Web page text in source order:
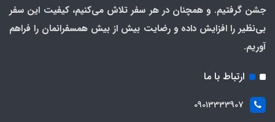
جشن گرفتیم. و همچنان در هر سفر تلاش می‌کنیم، کیفیت این سفر
بی‌نظیر را افزایش داده و رضایت بیش از بیش همسفرانمان را فراهم
آوریم.
ارتباط با ما
09013333907